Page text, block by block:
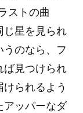
ストの曲
じ星を見られ
うのなら、フ
ば見つけられ
られるよう
アッパーなダ